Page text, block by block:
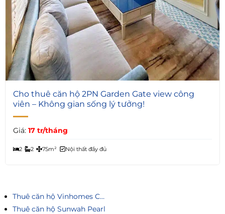
4
Cho thuê căn hộ 2PN Garden Gate view công
viên – Không gian sống lý tưởng!
Giá: 17 tr/tháng
2 2 75m² Nội thất đầy đủ
Thuê căn hộ Vinhomes Central Park
Thuê căn hộ Sunwah Pearl